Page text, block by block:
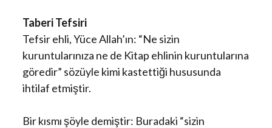
Taberi Tefsiri
Tefsir ehli, Yüce Allah’ın: “Ne sizin
kuruntularınıza ne de Kitap ehlinin kuruntularına
göredir” sözüyle kimi kastettiği hususunda
ihtilaf etmiştir.
Bir kısmı şöyle demiştir: Buradaki “sizin